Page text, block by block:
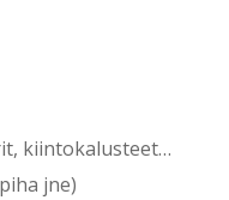
kiintokalusteet…
jne)